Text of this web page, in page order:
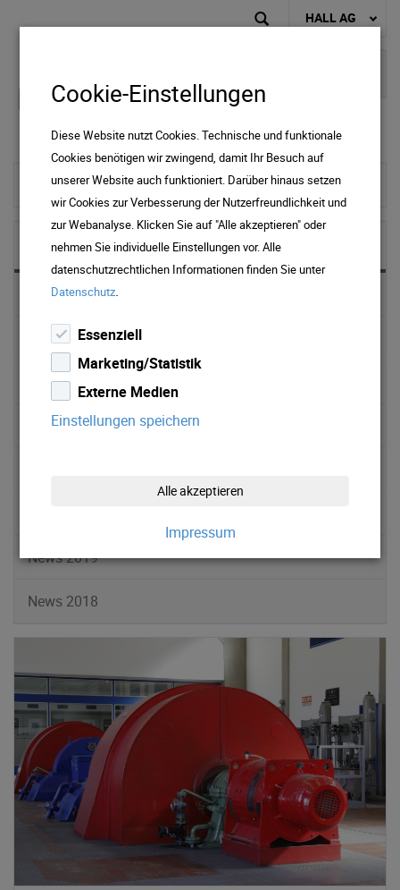
HALL AG
zur Startseite
NEWS & MEDIA
News 2025
News 2024
News 2023
News 2022
News 2019
News 2018
Cookie-Einstellungen
Diese Website nutzt Cookies. Technische und funktionale
Cookies benötigen wir zwingend, damit Ihr Besuch auf
unserer Website auch funktioniert. Darüber hinaus setzen
wir Cookies zur Verbesserung der Nutzerfreundlichkeit und
zur Webanalyse. Klicken Sie auf "Alle akzeptieren" oder
nehmen Sie individuelle Einstellungen vor. Alle
datenschutzrechtlichen Informationen finden Sie unter
Datenschutz.
Essenziell
Marketing/Statistik
Externe Medien
Einstellungen speichern
Alle akzeptieren
Impressum